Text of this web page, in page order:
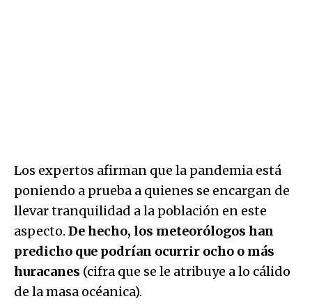
Los expertos afirman que la pandemia está
poniendo a prueba a quienes se encargan de
llevar tranquilidad a la población en este
aspecto. De hecho, los meteorólogos han
predicho que podrían ocurrir ocho o más
huracanes (cifra que se le atribuye a lo cálido
de la masa océanica).